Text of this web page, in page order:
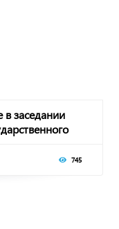
заседании
745